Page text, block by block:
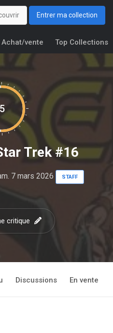
Entrer ma collection
Achat/vente Top Collections
5
Trek #16
7 mars 2026 STAFF
critique
Discussions En vente